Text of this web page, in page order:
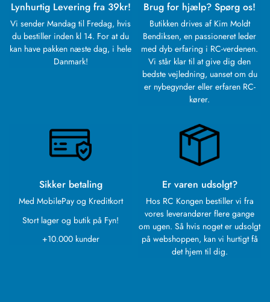
Lynhurtig Levering fra 39kr!
Vi sender Mandag til Fredag, hvis
du bestiller inden kl 14. For at du
kan have pakken næste dag, i hele
Danmark!
Brug for hjælp? Spørg os!
Butikken drives af Kim Moldt
Bendiksen, en passioneret leder
med dyb erfaring i RC-verdenen.
Vi står klar til at give dig den
bedste vejledning, uanset om du
er nybegynder eller erfaren RC-
kører.
Sikker betaling
Med MobilePay og Kreditkort
Stort lager og butik på Fyn!
+10.000 kunder
Er varen udsolgt?
Hos RC Kongen bestiller vi fra
vores leverandører flere gange
om ugen. Så hvis noget er udsolgt
på webshoppen, kan vi hurtigt få
det hjem til dig.